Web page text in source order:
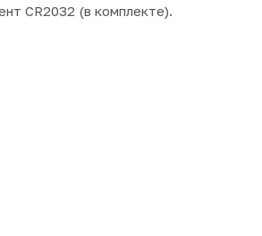
CR2032 (в комплекте).